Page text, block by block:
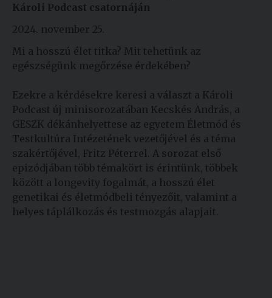
Károli Podcast csatornáján
2024. november 25.
Mi a hosszú élet titka? Mit tehetünk az
egészségünk megőrzése érdekében?
Ezekre a kérdésekre keresi a választ a Károli
Podcast új minisorozatában Kecskés András, a
GESZK dékánhelyettese az egyetem Életmód és
Testkultúra Intézetének vezetőjével és a téma
szakértőjével, Fritz Péterrel. A sorozat első
epizódjában több témakört is érintünk, többek
között a longevity fogalmát, a hosszú élet
genetikai és életmódbeli tényezőit, valamint a
helyes táplálkozás és testmozgás alapjait.